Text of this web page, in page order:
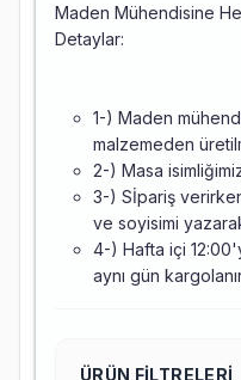
Maden Mühendisine
Detaylar:
1-) Maden
malzemeden
2-) Masa
3-) Sİpariş
ve soyisimi
4-) Hafta içi
aynı gün
ÜRÜN FILTRELERI